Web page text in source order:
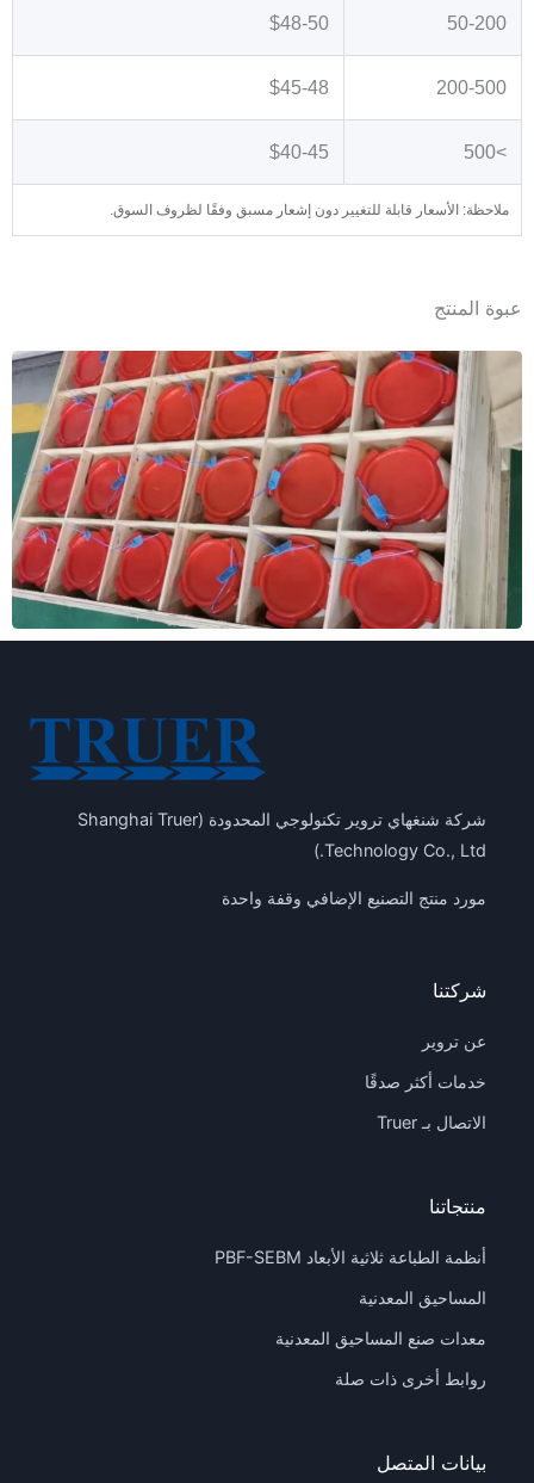
50-200
$48-50
200-500
$45-48
>500
$40-45
ملاحظة: الأسعار قابلة للتغيير دون إشعار مسبق وفقًا لظروف السوق.
عبوة المنتج
شركة شنغهاي تروير تكنولوجي المحدودة (Shanghai Truer
Technology Co., Ltd.)
مورد منتج التصنيع الإضافي وقفة واحدة
شركتنا
عن تروير
خدمات أكثر صدقًا
الاتصال بـ Truer
منتجاتنا
أنظمة الطباعة ثلاثية الأبعاد PBF-SEBM
المساحيق المعدنية
معدات صنع المساحيق المعدنية
روابط أخرى ذات صلة
بيانات المتصل